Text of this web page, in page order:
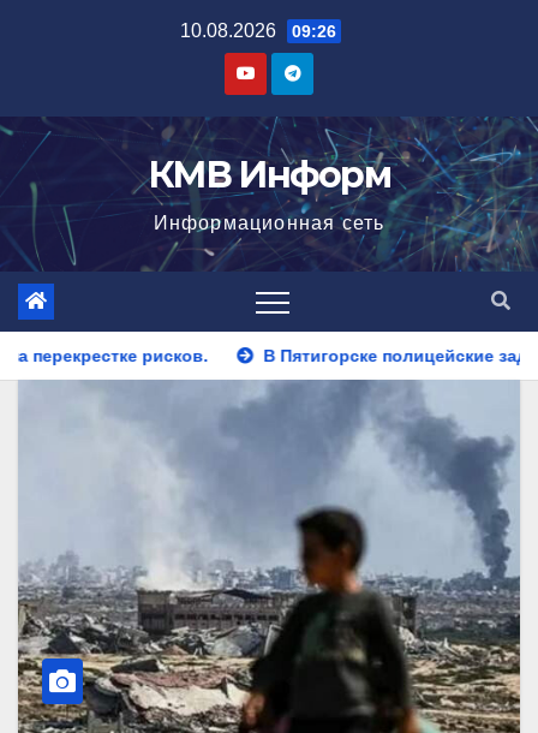
10.08.2026 09:26
КМВ Информ
Информационная сеть
В Пятигорске полицейские задержали закладчика,